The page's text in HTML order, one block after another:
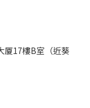
厦17樓B室（近葵